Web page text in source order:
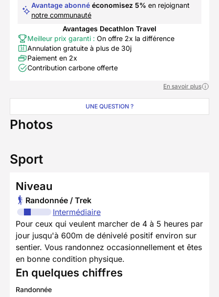
Avantage abonné économisez 5% en rejoignant
notre communauté
Avantages Decathlon Travel
Meilleur prix garanti : On offre 2x la différence
Annulation gratuite à plus de 30j
Paiement en 2x
Contribution carbone offerte
En savoir plus
UNE QUESTION ?
Photos
Sport
Niveau
Randonnée / Trek
Intermédiaire
Pour ceux qui veulent marcher de 4 à 5 heures par
jour jusqu'à 600m de dénivelé positif environ sur
sentier. Vous randonnez occasionnellement et êtes
en bonne condition physique.
En quelques chiffres
Randonnée